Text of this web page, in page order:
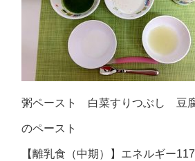
粥ペースト 白菜すりつぶし 豆
のペースト
【離乳食（中期）】エネルギー